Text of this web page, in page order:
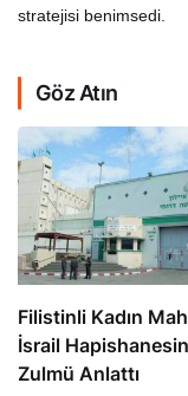
stratejisi benimsedi.
Göz Atın
Filistinli Kadın
İsrail
Zulmü Anlattı